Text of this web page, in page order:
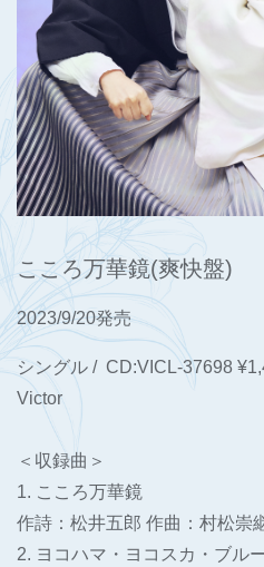
こころ万華鏡(爽快盤)
2023/9/20発売
シングル / CD:VICL-37698
Victor
＜収録曲＞
1. こころ万華鏡
作詩：松井五郎 作曲：村松崇
2. ヨコハマ・ヨコスカ・ブル